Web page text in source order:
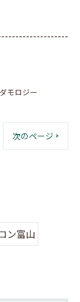
モロジー
次のページ >
ン富山